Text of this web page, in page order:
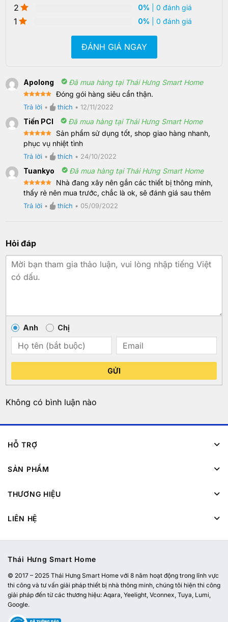
2 0% | 0 đánh giá
1 0% | 0 đánh giá
ĐÁNH GIÁ NGAY
Apolong Đã mua hàng tại Thái Hưng Smart Home
out of 5
Đóng gói hàng siêu cẩn thận.
Trả lời • thích •12/11/2022
Tiến PCI Đã mua hàng tại Thái Hưng Smart Home
Rated 5
out of 5
Sản phẩm sử dụng tốt, shop giao hàng nhanh,
phục vụ nhiệt tình
Trả lời • thích • 24/10/2022
Tuankyo Đã mua hàng tại Thái Hưng Smart Home
Rated 5
out of 5
Nhà đang xây nên gắn các thiết bị thông minh,
thấy rẻ nên mua trước, chắc là ok, sẽ đánh giá sau thêm
Trả lời • thích • 05/09/2022
Hỏi đáp
Anh Chị
GỬI
Không có bình luận nào
HỖ TRỢ
SẢN PHẨM
THƯƠNG HIỆU
LIÊN HỆ
Thái Hưng Smart Home
© 2017 – 2025 Thái Hưng Smart Home với 8 năm hoạt động trong lĩnh vực
thi công và tư vấn giải pháp thiết bị nhà thông minh, chúng tôi hiện thi công
giải pháp đến từ các thương hiệu: Aqara, Yeelight, Vconnex, Tuya, Lumi,
Google.